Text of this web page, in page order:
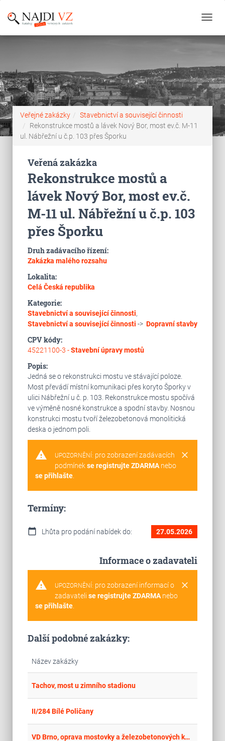
Veřejné zakázky
Stavebnictví a související činnosti
Rekonstrukce mostů a lávek Nový Bor, most ev.č. M-11
ul. Nábřežní u č.p. 103 přes Šporku
Veřená zakázka
Rekonstrukce mostů a
lávek Nový Bor, most ev.č.
M-11 ul. Nábřežní u č.p. 103
přes Šporku
Druh zadávacího řízení:
Zakázka malého rozsahu
Lokalita:
Celá Česká republika
Kategorie:
Stavebnictví a související činnosti,
Stavebnictví a související činnosti -> Dopravní stavby
CPV kódy:
45221100-3 -Stavební úpravy mostů
Popis:
Jedná se o rekonstrukci mostu ve stávající poloze.
Most převádí místní komunikaci přes koryto Šporky v
ulici Nábřežní u č. p. 103. Rekonstrukce mostu spočívá
ve výměně nosné konstrukce a spodní stavby. Nosnou
konstrukci mostu tvoří železobetonová monolitická
deska o jednom poli.
warning clear
UPOZORNĚNÍ: pro zobrazení zadávacích
podmínekse registrujte ZDARMAnebo
se přihlašte.
Termíny:
calendar_today Lhůta pro podání nabídek do: 27.05.2026
Informace o zadavateli
warning clear
UPOZORNĚNÍ: pro zobrazení informací o
zadavateli se registrujte ZDARMAnebo
se přihlašte.
Další podobné zakázky:
Název zakázky
Tachov, most u zimního stadionu
II/284 Bílé Poličany
VD Brno, oprava mostovky a železobetonových konstrukcí včetně sjezdu pro umístění kontejnerů